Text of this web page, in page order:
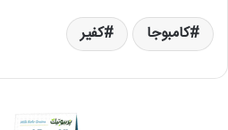
کامبوجا کفیر